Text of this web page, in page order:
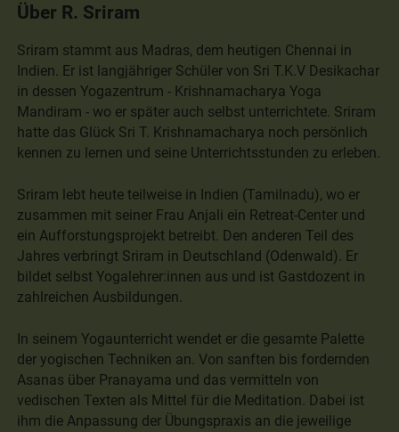
Über R. Sriram
Sriram stammt aus Madras, dem heutigen Chennai in
Indien. Er ist langjähriger Schüler von Sri T.K.V Desikachar
in dessen Yogazentrum - Krishnamacharya Yoga
Mandiram - wo er später auch selbst unterrichtete. Sriram
hatte das Glück Sri T. Krishnamacharya noch persönlich
kennen zu lernen und seine Unterrichtsstunden zu erleben.
Sriram lebt heute teilweise in Indien (Tamilnadu), wo er
zusammen mit seiner Frau Anjali ein Retreat-Center und
ein Aufforstungsprojekt betreibt. Den anderen Teil des
Jahres verbringt Sriram in Deutschland (Odenwald). Er
bildet selbst Yogalehrer:innen aus und ist Gastdozent in
zahlreichen Ausbildungen.
In seinem Yogaunterricht wendet er die gesamte Palette
der yogischen Techniken an. Von sanften bis fordernden
Asanas über Pranayama und das vermitteln von
vedischen Texten als Mittel für die Meditation. Dabei ist
ihm die Anpassung der Übungspraxis an die jeweilige